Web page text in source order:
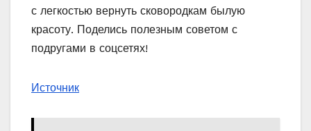
с легкостью вернуть сковородкам былую
красоту. Поделись полезным советом с
подругами в соцсетях!
Источник